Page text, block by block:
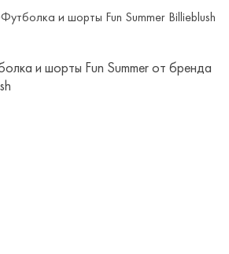
Футболка и шорты Fun Summer Billieblush